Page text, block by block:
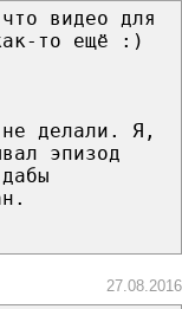
видео для
то ещё :)
делали. Я,
эпизод
27.08.2016